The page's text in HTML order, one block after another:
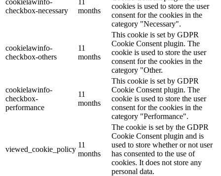
checkbox-necessary
months
cookies is used to store the user
consent for the cookies in the
category "Necessary".
cookielawinfo-
checkbox-others
11
months
This cookie is set by GDPR
Cookie Consent plugin. The
cookie is used to store the user
consent for the cookies in the
category "Other.
cookielawinfo-
checkbox-
performance
11
months
This cookie is set by GDPR
Cookie Consent plugin. The
cookie is used to store the user
consent for the cookies in the
category "Performance".
viewed_cookie_policy
11
months
The cookie is set by the GDPR
Cookie Consent plugin and is
used to store whether or not user
has consented to the use of
cookies. It does not store any
personal data.